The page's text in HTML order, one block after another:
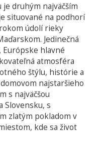
je druhým najväčším
situované na podhorí
údolí rieky
Jedinečná
hlavné
atmosféra
štýlu, histórie a
najstaršieho
s najväčšou
Slovensku, s
zlatým pokladom v
kde sa život